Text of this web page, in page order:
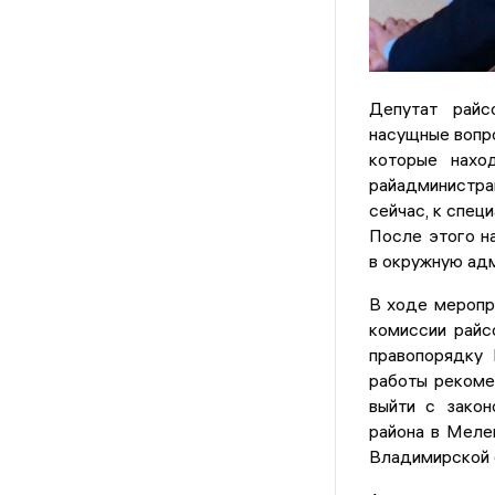
Депутат
насущные
которые
сейчас, к
После этого
в окружную
В ходе
комиссии
работы
выйти с
района в
Владимирской